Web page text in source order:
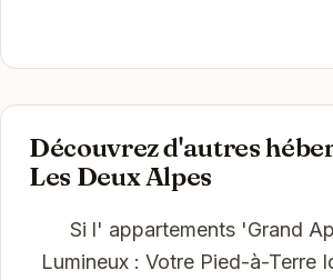
Découvrez d'autres
Les Deux Alpes
Si l' appartements 'Grand
Lumineux : Votre Pied-à-Terre